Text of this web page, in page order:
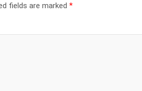
fields are marked *